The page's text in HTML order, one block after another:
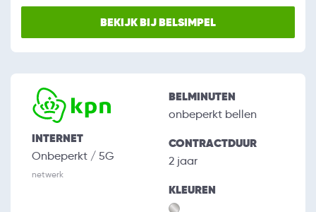
BEKIJK BIJ BELSIMPEL
INTERNET
Onbeperkt / 5G
netwerk
BELMINUTEN
onbeperkt bellen
CONTRACTDUUR
2 jaar
KLEUREN